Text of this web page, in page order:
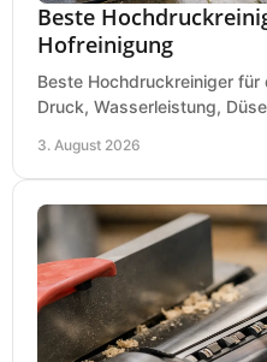
Beste
Hofreinigung
Beste Hochdruckreiniger
Druck, Wasserleistung,
3. August 2026